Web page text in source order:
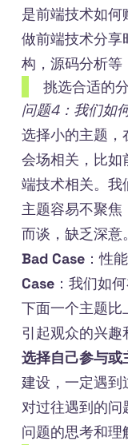
是前端技术如
做前端技术分享
构，源码分析等
挑选合适的
问题4：我们如
选择小的主题，
会场相关，比如
端技术相关。我
主题容易不聚焦
而谈，缺乏深意
Bad Case ：性
Case ：我们如
下面一个主题比
引起观众的兴趣
选择自己参与或
建设，一定遇到
对过往遇到的问
问题的思考和理